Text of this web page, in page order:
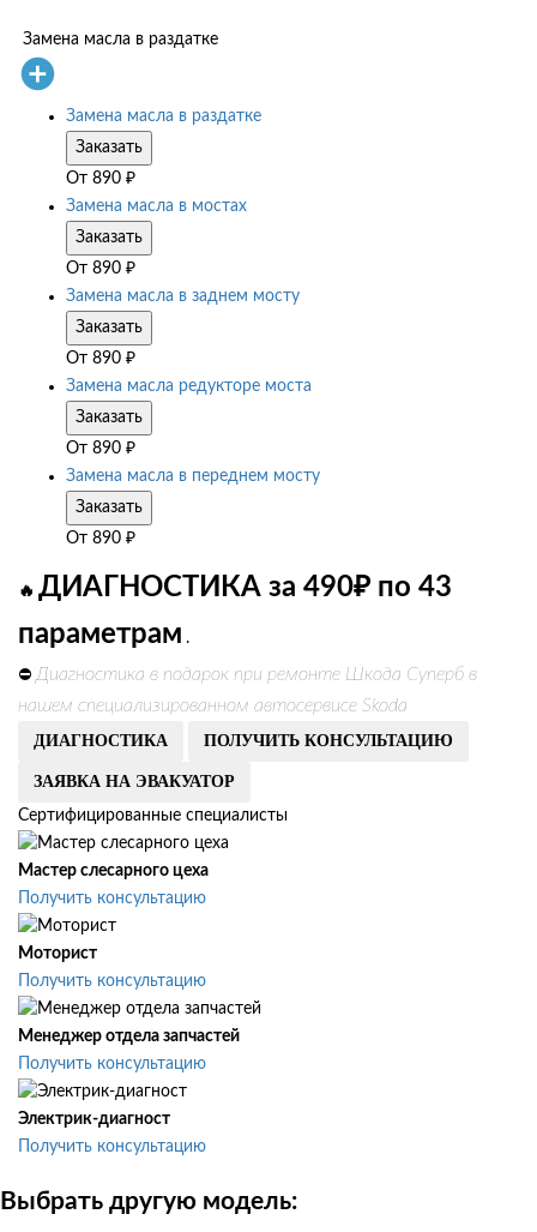
Замена масла в раздатке
Замена масла в раздатке
Заказать
От 890 ₽
Замена масла в мостах
Заказать
От 890 ₽
Замена масла в заднем мосту
Заказать
От 890 ₽
Замена масла редукторе моста
Заказать
От 890 ₽
Замена масла в переднем мосту
Заказать
От 890 ₽
🔥 ДИАГНОСТИКА за 490₽ по 43
параметрам .
⛔ Диагностика в подарок при ремонте Шкода Суперб в
нашем специализированном автосервисе Skoda
ДИАГНОСТИКА ПОЛУЧИТЬ КОНСУЛЬТАЦИЮ
ЗАЯВКА НА ЭВАКУАТОР
Сертифицированные специалисты
Мастер слесарного цеха
Получить консультацию
Моторист
Получить консультацию
Менеджер отдела запчастей
Получить консультацию
Электрик-диагност
Получить консультацию
Выбрать другую модель: